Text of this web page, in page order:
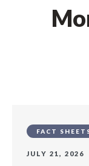
FACT
JULY 21, 2026